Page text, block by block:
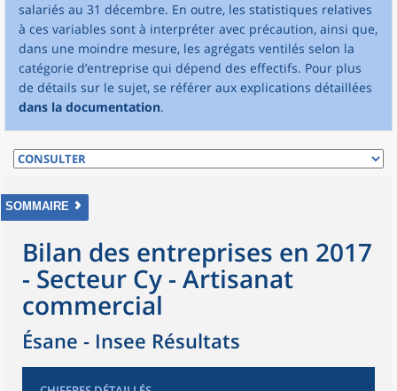
salariés au 31 décembre. En outre, les statistiques relatives
à ces variables sont à interpréter avec précaution, ainsi que,
dans une moindre mesure, les agrégats ventilés selon la
catégorie d’entreprise qui dépend des effectifs. Pour plus
de détails sur le sujet, se référer aux explications détaillées
dans la documentation.
SOMMAIRE
Bilan des entreprises en 2017
- Secteur Cy - Artisanat
commercial
Ésane - Insee Résultats